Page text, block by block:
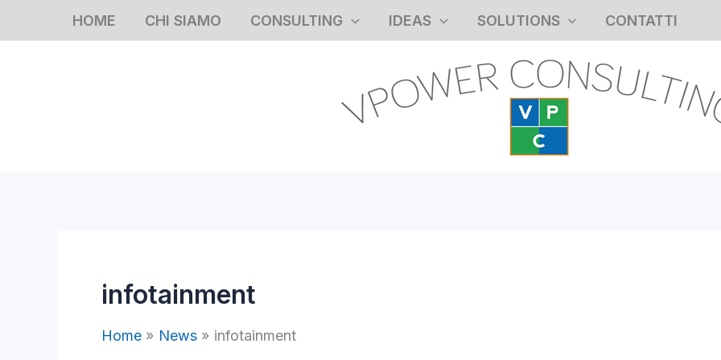
HOME CHI SIAMO CONSULTING IDEAS SOLUTIONS CONTATTI
infotainment
Home News infotainment